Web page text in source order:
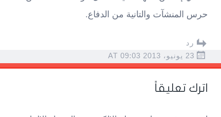
حرس المنشآت والتانية من الدفاع.
رد
23 يونيو، 2013 AT 09:03
اترك تعليقاً